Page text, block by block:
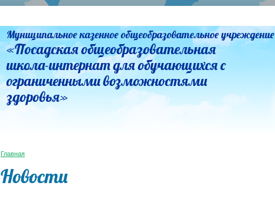
Муниципальное казенное общеобразовательное учреждение
«Посадская общеобразовательная
школа-интернат для обучающихся с
ограниченными возможностями
здоровья»
Главная
Новости